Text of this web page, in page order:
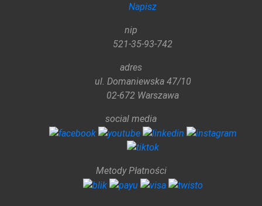
Napisz
nip
521-35-93-742
adres
ul. Domaniewska 47/10
02-672 Warszawa
social media
Metody Płatności